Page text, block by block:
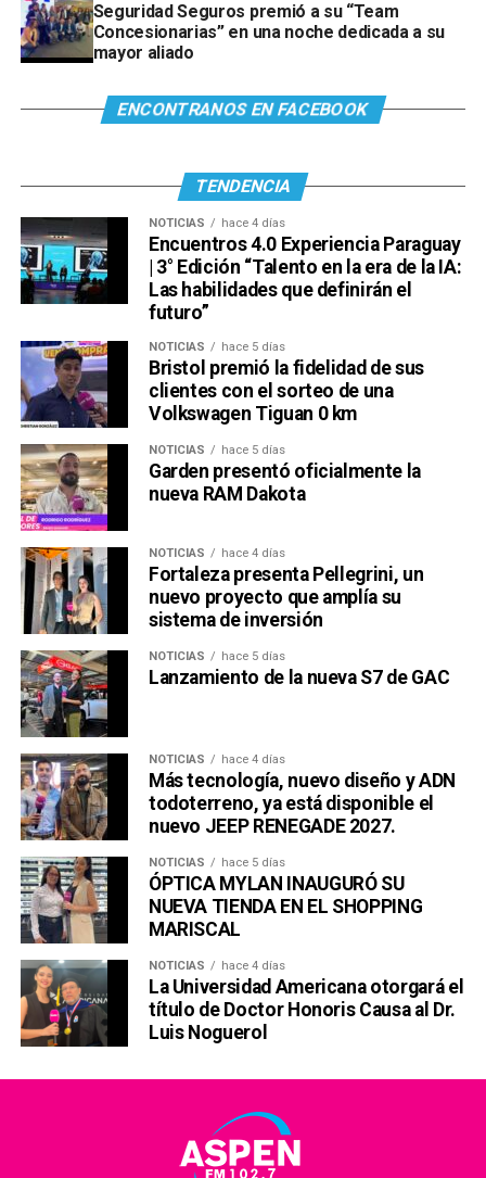
Seguridad Seguros premió a su “Team
Concesionarias” en una noche dedicada a su
mayor aliado
ENCONTRANOS EN FACEBOOK
TENDENCIA
NOTICIAS hace 4 días
Encuentros 4.0 Experiencia Paraguay
| 3° Edición “Talento en la era de la IA:
Las habilidades que definirán el
futuro”
NOTICIAS hace 5 días
Bristol premió la fidelidad de sus
clientes con el sorteo de una
Volkswagen Tiguan 0 km
NOTICIAS hace 5 días
Garden presentó oficialmente la
nueva RAM Dakota
NOTICIAS hace 4 días
Fortaleza presenta Pellegrini, un
nuevo proyecto que amplía su
sistema de inversión
NOTICIAS hace 5 días
Lanzamiento de la nueva S7 de GAC
NOTICIAS hace 4 días
Más tecnología, nuevo diseño y ADN
todoterreno, ya está disponible el
nuevo JEEP RENEGADE 2027.
NOTICIAS hace 5 días
ÓPTICA MYLAN INAUGURÓ SU
NUEVA TIENDA EN EL SHOPPING
MARISCAL
NOTICIAS hace 4 días
La Universidad Americana otorgará el
título de Doctor Honoris Causa al Dr.
Luis Noguerol